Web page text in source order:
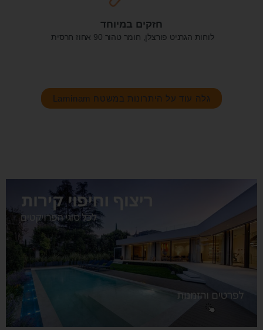
חזקים במיוחד
לוחות הגרניט פורצלן, חומר טהור 90 אחוז חרסית
גלה עוד על היתרונות במשטח Laminam